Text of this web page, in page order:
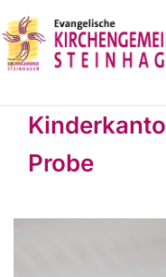
Probe